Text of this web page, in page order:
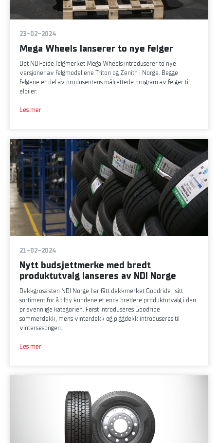
23-02-2024
Mega Wheels lanserer to nye felger
Det NDI-eide felgmerket Mega Wheels introduserer to nye
versjoner av felgmodellene Triton og Zenith i Norge. Begge
felgene er del av produsentens målrettede program av felger til
elbiler.
Les mer
21-02-2024
Nytt budsjettmerke med bredt
produktutvalg lanseres av NDI Norge
Dekkgrossisten NDI Norge har fått dekkmerket Goodride i sitt
sortiment for å tilby kundene et enda bredere produktutvalg i den
prisvennlige kategorien. Først introduseres Goodride
sommerdekk, mens vinterdekk og piggdekk introduseres til
vintersesongen.
Les mer